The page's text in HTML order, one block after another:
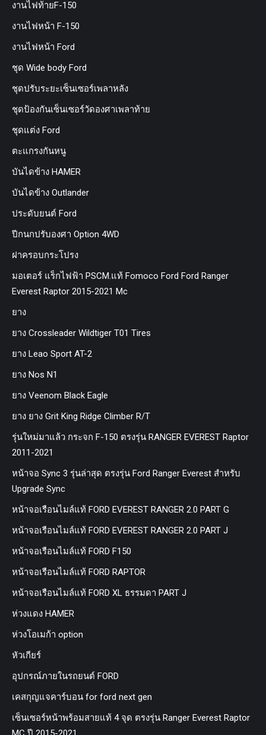
งานไฟท้ายF-150
งานไฟหน้า F-150
งานไฟหน้า Ford
ชุด Wide body Ford
ชุดปรับระยะเซ็นเซอร์เพลาหลัง
ชุดป้องกันเซ็นเซอร์วัดองศาเพลาท้าย
ชุดแต่ง Ford
ตะแกรงกันหนู
บันไดข้าง HAMER
บันไดข้าง Outlander
ประดับยนต์ Ford
ปีกนกปรับองศา Option 4WD
ฝาครอบกระโปรง
มอเตอร์ แร็กไฟฟ้า PSCM.แท้ Fomoco Ford Ford Ranger
Everest Raptor 2015-2021 Mc
ยาง
ยาง Crossleader Wildtiger T01 Tires
ยาง Leao Sport AT-2
ยาง Nos N1
ยาง Veenom Black Eagle
ยาง ยาง Grit King Ridge Climber R/T
รุ่นใหม่มาแล้ว กระจก F-150 ตรงรุ่น RANGER EVEREST Raptor
2011-2021
หน้าจอ Sync 3 รุ่นล่าสุด ตรงรุ่น Ford Ranger Everest สำหรับ
Upgrade Sync
หน้าจอเรือนไมล์แท้ FORD EVEREST RANGER 2.0 PART G
หน้าจอเรือนไมล์แท้ FORD EVEREST RANGER 2.0 PART J
หน้าจอเรือนไมล์แท้ FORD F150
หน้าจอเรือนไมล์แท้ FORD RAPTOR
หน้าจอเรือนไมล์แท้ FORD XL ธรรมดา PART J
ห่วงแดง HAMER
ห่วงโอเมก้า option
หัวเกียร์
อุปกรณ์ภายในรถยนต์ FORD
เคสกุญแจคาร์บอน for ford next gen
เซ็นเซอร์หน้าพร้อมสายแท้ 4 จุด ตรงรุ่น Ranger Everest Raptor